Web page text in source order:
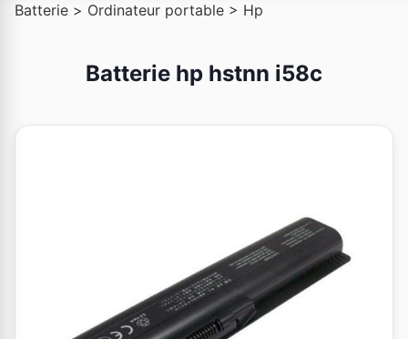
Batterie > Ordinateur portable > Hp
Batterie hp hstnn i58c